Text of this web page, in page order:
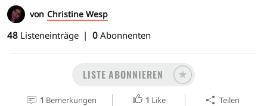
von Christine Wesp
48 Listeneinträge 0 Abonnenten
LISTE ABONNIEREN
1 Bemerkungen 1 Like Teilen